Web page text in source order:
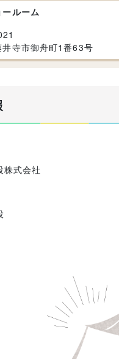
ルーム
井寺市御舟町1番63号
株式会社